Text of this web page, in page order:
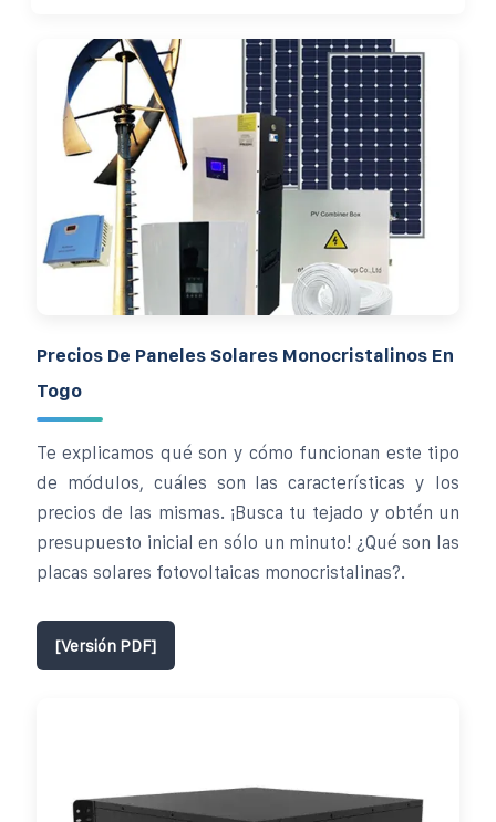
Precios De Paneles Solares Monocristalinos En
Togo
Te explicamos qué son y cómo funcionan este tipo
de módulos, cuáles son las características y los
precios de las mismas. ¡Busca tu tejado y obtén un
presupuesto inicial en sólo un minuto! ¿Qué son las
placas solares fotovoltaicas monocristalinas?.
[Versión PDF]